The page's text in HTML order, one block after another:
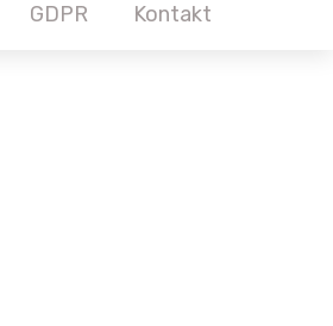
GDPR Kontakt